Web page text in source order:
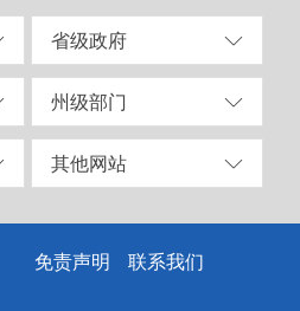
省级政府
州级部门
其他网站
免责声明
联系我们